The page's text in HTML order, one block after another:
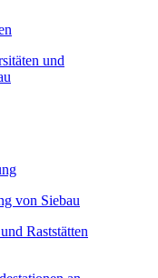
Raststätten